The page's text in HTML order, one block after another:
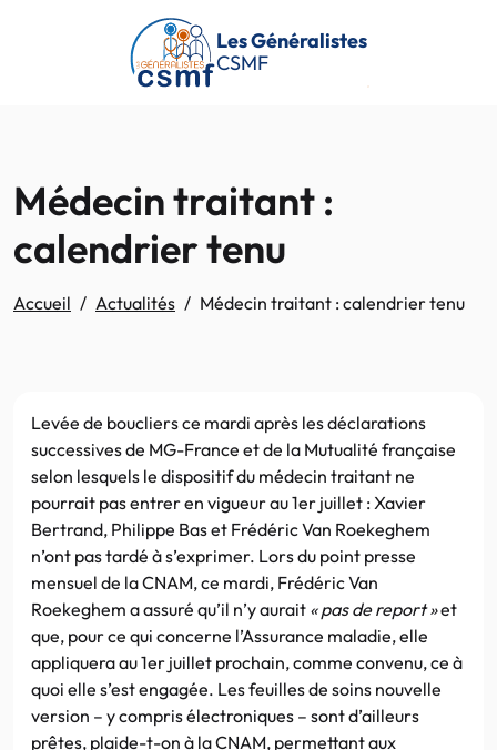
Passer au contenu principal
Les Généralistes
CSMF
Médecin traitant :
calendrier tenu
Accueil Actualités Médecin traitant : calendrier tenu
Levée de boucliers ce mardi après les déclarations
successives de MG-France et de la Mutualité française
selon lesquels le dispositif du médecin traitant ne
pourrait pas entrer en vigueur au 1er juillet : Xavier
Bertrand, Philippe Bas et Frédéric Van Roekeghem
n’ont pas tardé à s’exprimer. Lors du point presse
mensuel de la CNAM, ce mardi, Frédéric Van
Roekeghem a assuré qu’il n’y aurait « pas de report »et
que, pour ce qui concerne l’Assurance maladie, elle
appliquera au 1er juillet prochain, comme convenu, ce à
quoi elle s’est engagée. Les feuilles de soins nouvelle
version – y compris électroniques – sont d’ailleurs
prêtes, plaide-t-on à la CNAM, permettant aux